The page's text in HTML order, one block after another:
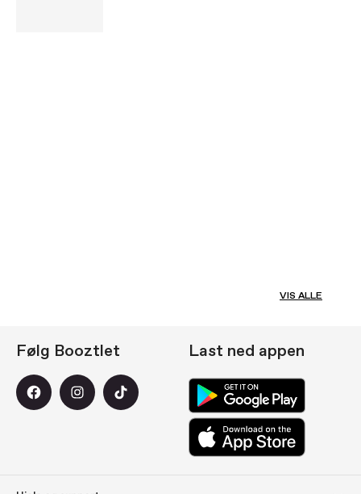
VIS ALLE
Følg Booztlet Last ned appen